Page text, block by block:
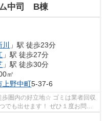
中司 B棟
」駅 徒歩23分
」駅 徒歩27分
」駅 徒歩30分
㎡
上野中町5-37-6
圏内の好立地☆ ゴミは業者回収
でも出せます！ ぜひ１度お問い